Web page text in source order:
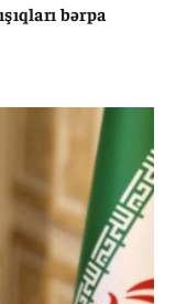
bərpa